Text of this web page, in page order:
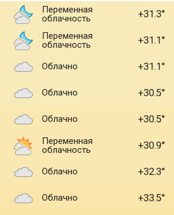
Переменная
облачность
+31.3
Переменная
облачность
+31.1
Облачно +31.1
Облачно +30.5
Облачно +30.5
Переменная
облачность
+30.9
Облачно +32.3
Облачно +33.5